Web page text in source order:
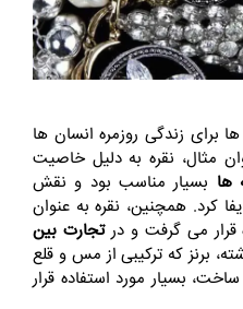
برای زندگی روزمره انسان‌ ها
مثال، نقره به دلیل خاصیت
ها بسیار مناسب بود و نقش
کرد. همچنین، نقره به عنوان
قرار می‌ گرفت و درتجارت بین‌‌
برنز که ترکیبی از مس و قلع
بسیار مورد استفاده قرار